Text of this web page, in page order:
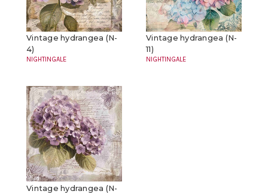
Vintage hydrangea (N-
4)
NIGHTINGALE
Vintage hydrangea (N-
11)
NIGHTINGALE
Vintage hydrangea (N-